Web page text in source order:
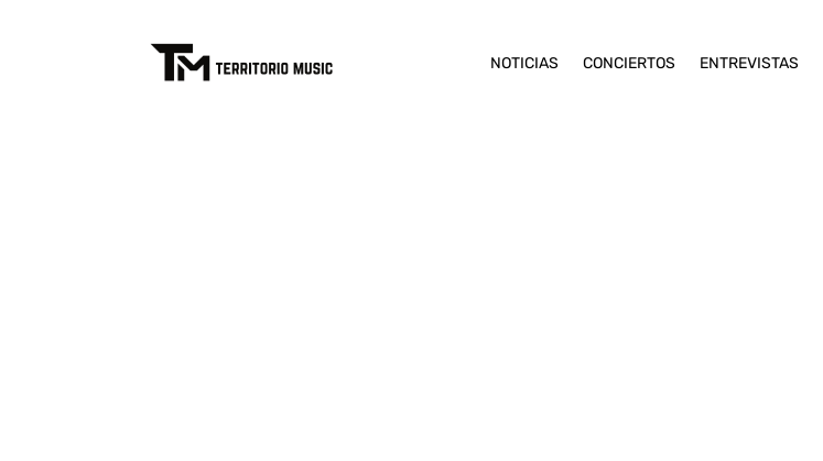
NOTICIAS CONCIERTOS ENTREVISTAS